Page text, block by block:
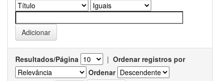
Resultados/Página | Ordenar registros por
Ordenar